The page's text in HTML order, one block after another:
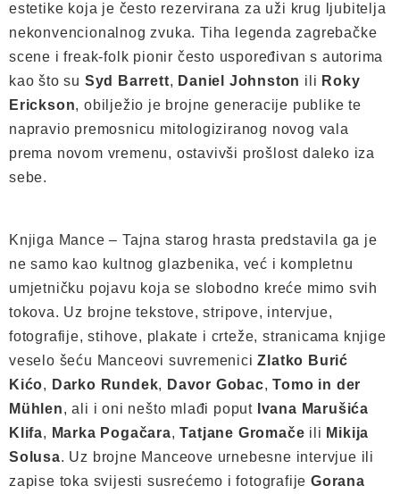
estetike koja je često rezervirana za uži krug ljubitelja
nekonvencionalnog zvuka. Tiha legenda zagrebačke
scene i freak-folk pionir često uspoređivan s autorima
kao što su Syd Barrett, Daniel Johnston ili Roky
Erickson, obilježio je brojne generacije publike te
napravio premosnicu mitologiziranog novog vala
prema novom vremenu, ostavivši prošlost daleko iza
sebe.
Knjiga Mance – Tajna starog hrasta predstavila ga je
ne samo kao kultnog glazbenika, već i kompletnu
umjetničku pojavu koja se slobodno kreće mimo svih
tokova. Uz brojne tekstove, stripove, intervjue,
fotografije, stihove, plakate i crteže, stranicama knjige
veselo šeću Manceovi suvremeniciZlatko Burić
Kićo, Darko Rundek, Davor Gobac,Tomo in der
Mühlen, ali i oni nešto mlađi poput Ivana Marušića
Klifa, Marka Pogačara,Tatjane Gromače ili Mikija
Solusa. Uz brojne Manceove urnebesne intervjue ili
zapise toka svijesti susrećemo i fotografije Gorana